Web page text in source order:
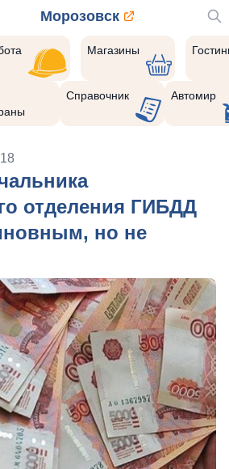
Морозовск
Магазины
Справочник Автомир
отделения ГИБДД
но не